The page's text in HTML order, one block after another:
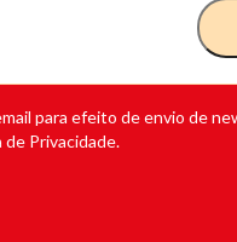
para efeito de envio de
Privacidade.